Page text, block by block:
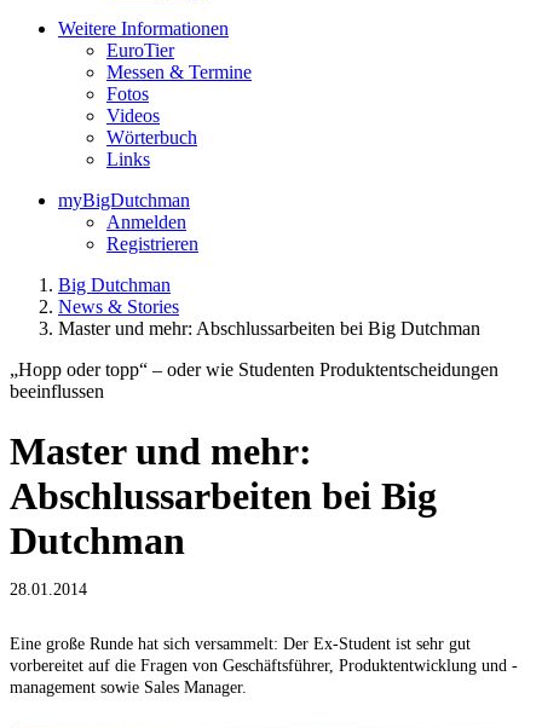
Weitere Informationen
EuroTier
Messen & Termine
Fotos
Videos
Wörterbuch
Links
myBigDutchman
Anmelden
Registrieren
Big Dutchman
News & Stories
Master und mehr: Abschlussarbeiten bei Big Dutchman
„Hopp oder topp“ – oder wie Studenten Produktentscheidungen
beeinflussen
Master und mehr:
Abschlussarbeiten bei Big
Dutchman
28.01.2014
Eine große Runde hat sich versammelt: Der Ex-Student ist sehr gut
vorbereitet auf die Fragen von Geschäftsführer, Produktentwicklung und -
management sowie Sales Manager.